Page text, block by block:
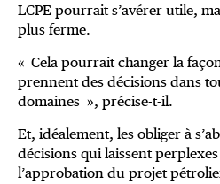
LCPE pourrait s’avérer utile,
plus ferme.
« Cela pourrait changer la
prennent des décisions dans
domaines », précise-t-il.
Et, idéalement, les obliger à
décisions qui laissent
l’approbation du projet